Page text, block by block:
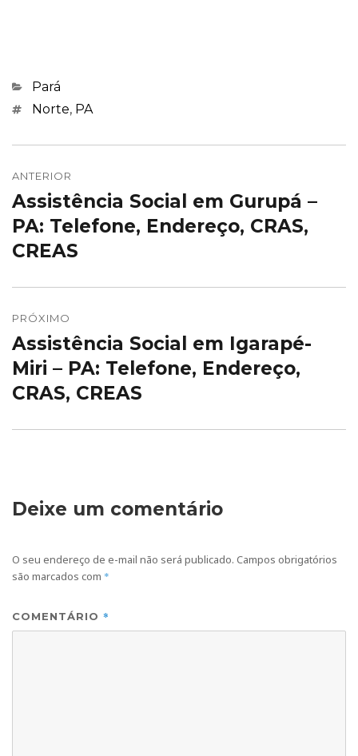
Categorias
Pará
Marcações
Norte, PA
de
Post
ANTERIOR
Post
anterior:
Assistência Social em Gurupá –
PA: Telefone, Endereço, CRAS,
CREAS
PRÓXIMO
Próximo
post:
Assistência Social em Igarapé-
Miri – PA: Telefone, Endereço,
CRAS, CREAS
Deixe um comentário
O seu endereço de e-mail não será publicado. Campos obrigatórios
são marcados com *
COMENTÁRIO *